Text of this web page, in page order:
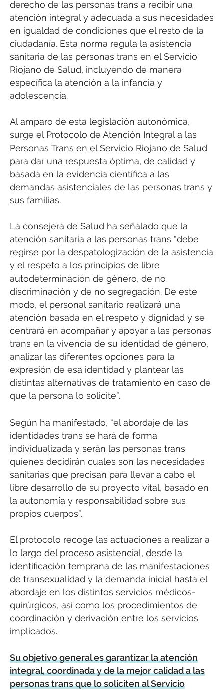
derecho de las personas trans a recibir una
atención integral y adecuada a sus necesidades
en igualdad de condiciones que el resto de la
ciudadanía. Esta norma regula la asistencia
sanitaria de las personas trans en el Servicio
Riojano de Salud, incluyendo de manera
específica la atención a la infancia y
adolescencia.
Al amparo de esta legislación autonómica,
surge el Protocolo de Atención Integral a las
Personas Trans en el Servicio Riojano de Salud
para dar una respuesta óptima, de calidad y
basada en la evidencia científica a las
demandas asistenciales de las personas trans y
sus familias.
La consejera de Salud ha señalado que la
atención sanitaria a las personas trans “debe
regirse por la despatologización de la asistencia
y el respeto a los principios de libre
autodeterminación de género, de no
discriminación y de no segregación. De este
modo, el personal sanitario realizará una
atención basada en el respeto y dignidad y se
centrará en acompañar y apoyar a las personas
trans en la vivencia de su identidad de género,
analizar las diferentes opciones para la
expresión de esa identidad y plantear las
distintas alternativas de tratamiento en caso de
que la persona lo solicite”.
Según ha manifestado, “el abordaje de las
identidades trans se hará de forma
individualizada y serán las personas trans
quienes decidirán cuales son las necesidades
sanitarias que precisan para llevar a cabo el
libre desarrollo de su proyecto vital, basado en
la autonomía y responsabilidad sobre sus
propios cuerpos”.
El protocolo recoge las actuaciones a realizar a
lo largo del proceso asistencial, desde la
identificación temprana de las manifestaciones
de transexualidad y la demanda inicial hasta el
abordaje en los distintos servicios médicos-
quirúrgicos, así como los procedimientos de
coordinación y derivación entre los servicios
implicados.
Su objetivo general es garantizar la atención
integral, coordinada y de la mejor calidad a las
personas trans que lo soliciten al Servicio